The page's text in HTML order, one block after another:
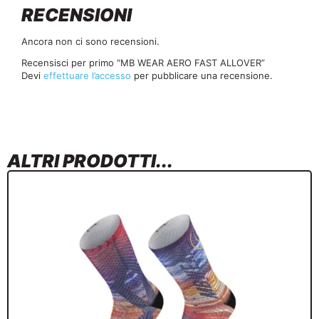
RECENSIONI
Ancora non ci sono recensioni.
Recensisci per primo “MB WEAR AERO FAST ALLOVER”
Devi effettuare l’accesso per pubblicare una recensione.
ALTRI PRODOTTI...